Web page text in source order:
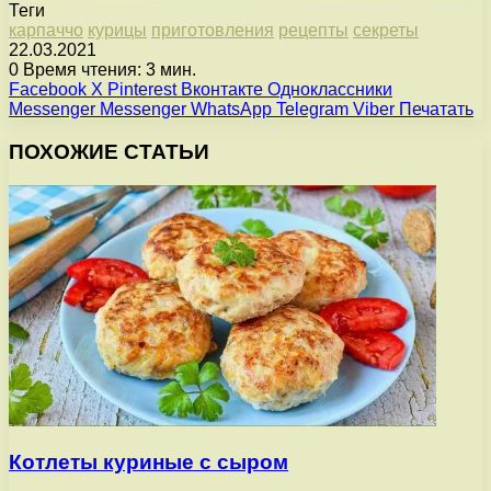
Теги
карпаччо курицы приготовления рецепты секреты
22.03.2021
0 Время чтения: 3 мин.
Facebook X Pinterest Вконтакте Одноклассники
Messenger Messenger WhatsApp Telegram Viber Печатать
ПОХОЖИЕ СТАТЬИ
Котлеты куриные с сыром